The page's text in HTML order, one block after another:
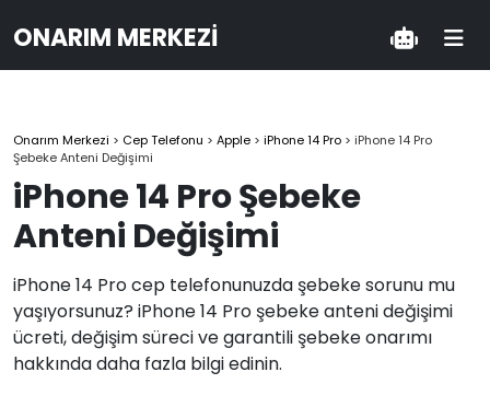
ONARIM MERKEZI
Onarım Merkezi > Cep Telefonu > Apple > iPhone 14 Pro > iPhone 14 Pro
Şebeke Anteni Değişimi
iPhone 14 Pro Şebeke
Anteni Değişimi
iPhone 14 Pro cep telefonunuzda şebeke sorunu mu
yaşıyorsunuz? iPhone 14 Pro şebeke anteni değişimi
ücreti, değişim süreci ve garantili şebeke onarımı
hakkında daha fazla bilgi edinin.